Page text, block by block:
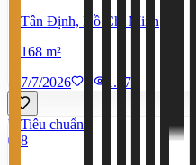
Tân Định, Hồ Chí Minh
168 m²
7/7/2026
1.579
Tiêu chuẩn
8